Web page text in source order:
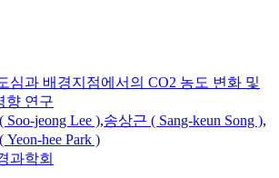
심과 배경지점에서의 CO2 농도 변화 및
향 연구
Soo-jeong Lee ),송상근 ( Sang-keun Song ),
Yeon-hee Park )
과학회